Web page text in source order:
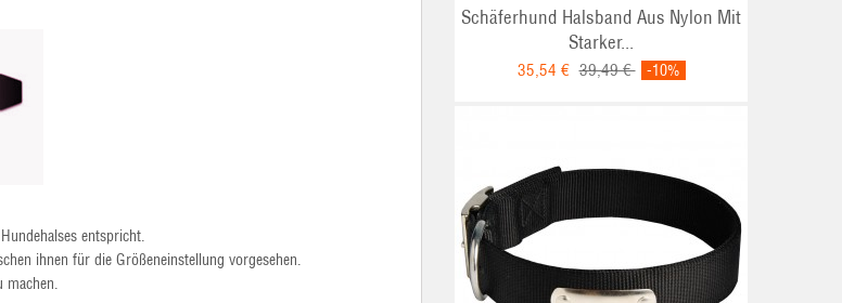
entspricht.
ihnen für die Größeneinstellung vorgesehen.
machen.
Schäferhund Halsband Aus Nylon Mit
Starker...
35,54 € 39,49 € -10%